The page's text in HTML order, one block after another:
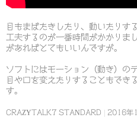
目もまばたきしたり、動いたりす
工夫するのが一番時間がかかりま
があればとてもいいんですが。
ソフトにはモーション（動き）の
目や口を変えたりすることもでき
す。
CRAZYTALK7 STANDARD 2016年